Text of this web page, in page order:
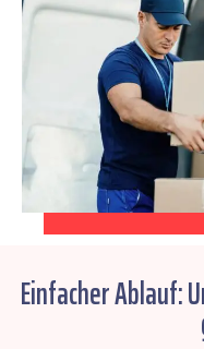
Einfacher Ablauf: